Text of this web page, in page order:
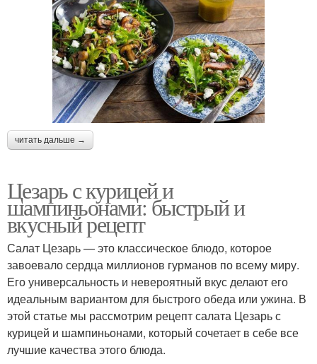
читать дальше →
Цезарь с курицей и
шампиньонами: быстрый и
вкусный рецепт
Салат Цезарь — это классическое блюдо, которое
завоевало сердца миллионов гурманов по всему миру.
Его универсальность и невероятный вкус делают его
идеальным вариантом для быстрого обеда или ужина. В
этой статье мы рассмотрим рецепт салата Цезарь с
курицей и шампиньонами, который сочетает в себе все
лучшие качества этого блюда.